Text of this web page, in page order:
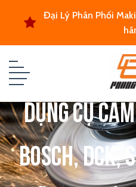
Đại Lý Phân Phối
Dụng cụ
Bosch,